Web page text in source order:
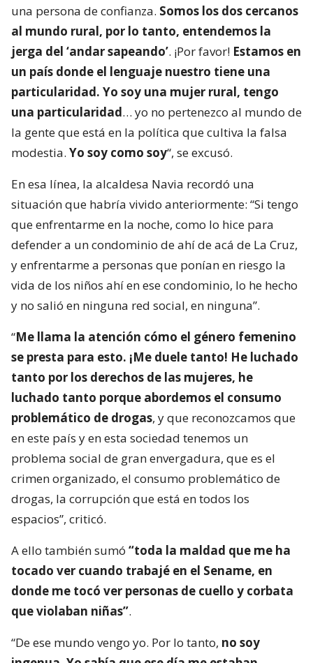
una persona de confianza. Somos los dos cercanos
al mundo rural, por lo tanto, entendemos la
jerga del ‘andar sapeando’. ¡Por favor! Estamos en
un país donde el lenguaje nuestro tiene una
particularidad. Yo soy una mujer rural, tengo
una particularidad… yo no pertenezco al mundo de
la gente que está en la política que cultiva la falsa
modestia. Yo soy como soy“, se excusó.
En esa línea, la alcaldesa Navia recordó una
situación que habría vivido anteriormente: “Si tengo
que enfrentarme en la noche, como lo hice para
defender a un condominio de ahí de acá de La Cruz,
y enfrentarme a personas que ponían en riesgo la
vida de los niños ahí en ese condominio, lo he hecho
y no salió en ninguna red social, en ninguna”.
“Me llama la atención cómo el género femenino
se presta para esto. ¡Me duele tanto! He luchado
tanto por los derechos de las mujeres, he
luchado tanto porque abordemos el consumo
problemático de drogas, y que reconozcamos que
en este país y en esta sociedad tenemos un
problema social de gran envergadura, que es el
crimen organizado, el consumo problemático de
drogas, la corrupción que está en todos los
espacios”, criticó.
A ello también sumó “toda la maldad que me ha
tocado ver cuando trabajé en el Sename, en
donde me tocó ver personas de cuello y corbata
que violaban niñas”.
“De ese mundo vengo yo. Por lo tanto, no soy